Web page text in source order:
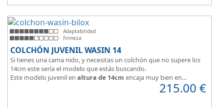
Adaptabilidad
Firmeza
COLCHÓN JUVENIL WASIN 14
Si tienes una cama nido, y necesitas un colchón que no supere los
14cm este sería el modelo que estás buscando.
Este modelo juvenil en altura de 14cm encaja muy bien en
215.00 €